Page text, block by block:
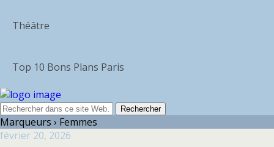
Théâtre
Top 10 Bons Plans Paris
Marqueurs › Femmes
février 20, 2026